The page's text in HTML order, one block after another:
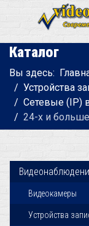
Каталог
Вы здесь:
Устройства
Сетевые (IP)
24-х и
Видеокамеры
Устройства